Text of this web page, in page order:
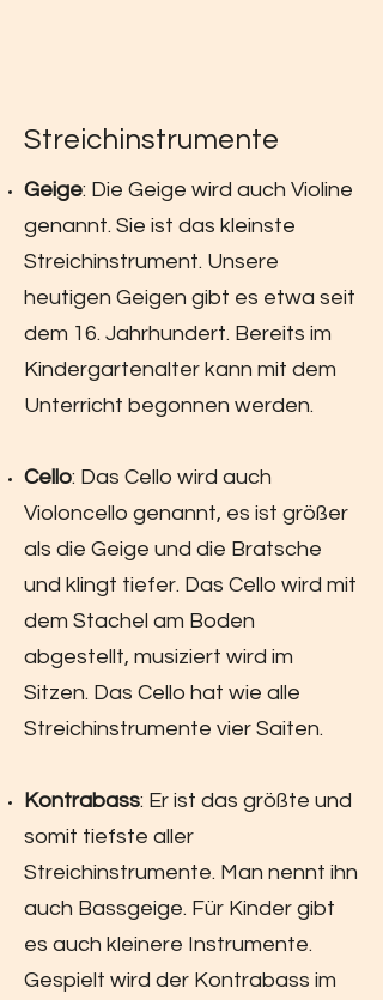
Streichinstrumente
Geige: Die Geige wird auch Violine
genannt. Sie ist das kleinste
Streichinstrument. Unsere
heutigen Geigen gibt es etwa seit
dem 16. Jahrhundert. Bereits im
Kindergartenalter kann mit dem
Unterricht begonnen werden.
Cello: Das Cello wird auch
Violoncello genannt, es ist größer
als die Geige und die Bratsche
und klingt tiefer. Das Cello wird mit
dem Stachel am Boden
abgestellt, musiziert wird im
Sitzen. Das Cello hat wie alle
Streichinstrumente vier Saiten.
Kontrabass: Er ist das größte und
somit tiefste aller
Streichinstrumente. Man nennt ihn
auch Bassgeige. Für Kinder gibt
es auch kleinere Instrumente.
Gespielt wird der Kontrabass im